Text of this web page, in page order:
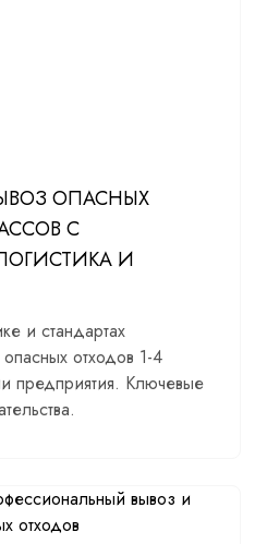
ОПАСНЫХ
С
И
и стандартах
отходов 1-4
предприятия. Ключевые